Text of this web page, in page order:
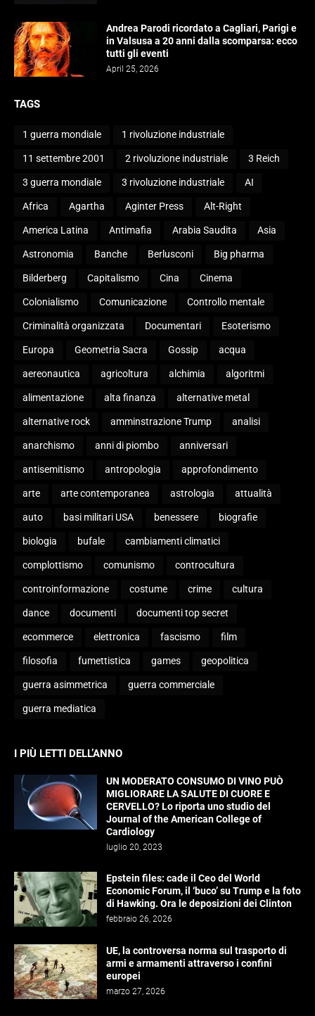
Andrea Parodi ricordato a Cagliari, Parigi e
in Valsusa a 20 anni dalla scomparsa: ecco
tutti gli eventi
April 25, 2026
TAGS
1 guerra mondiale 1 rivoluzione industriale
11 settembre 2001 2 rivoluzione industriale 3 Reich
3 guerra mondiale 3 rivoluzione industriale AI
Africa Agartha Aginter Press Alt-Right
America Latina Antimafia Arabia Saudita Asia
Astronomia Banche Berlusconi Big pharma
Bilderberg Capitalismo Cina Cinema
Colonialismo Comunicazione Controllo mentale
Criminalità organizzata Documentari Esoterismo
Europa Geometria Sacra Gossip acqua
aereonautica agricoltura alchimia algoritmi
alimentazione alta finanza alternative metal
alternative rock amminstrazione Trump analisi
anarchismo anni di piombo anniversari
antisemitismo antropologia approfondimento
arte arte contemporanea astrologia attualità
auto basi militari USA benessere biografie
biologia bufale cambiamenti climatici
complottismo comunismo controcultura
controinformazione costume crime cultura
dance documenti documenti top secret
ecommerce elettronica fascismo film
filosofia fumettistica games geopolitica
guerra asimmetrica guerra commerciale
guerra mediatica
I PIÙ LETTI DELL’ANNO
UN MODERATO CONSUMO DI VINO PUÒ
MIGLIORARE LA SALUTE DI CUORE E
CERVELLO? Lo riporta uno studio del
Journal of the American College of
Cardiology
luglio 20, 2023
Epstein files: cade il Ceo del World
Economic Forum, il ‘buco’ su Trump e la foto
di Hawking. Ora le deposizioni dei Clinton
febbraio 26, 2026
UE, la controversa norma sul trasporto di
armi e armamenti attraverso i confini
europei
marzo 27, 2026